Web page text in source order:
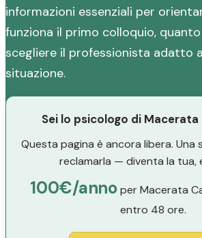
informazioni essenziali per
funziona il primo colloquio,
scegliere il professionista adatto
situazione.
Sei lo psicologo di Macerata
Questa pagina è ancora libera. Una
reclamarla — diventa la tua,
100€/annoper Macerata
entro 48 ore.